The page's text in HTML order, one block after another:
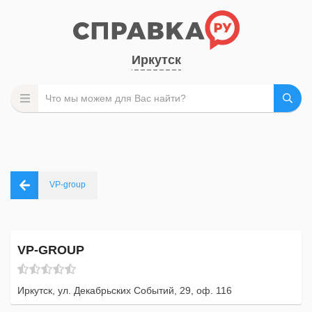
Иркутск
VP-group
VP-GROUP
Иркутск, ул. Декабрьских Событий, 29, оф. 116